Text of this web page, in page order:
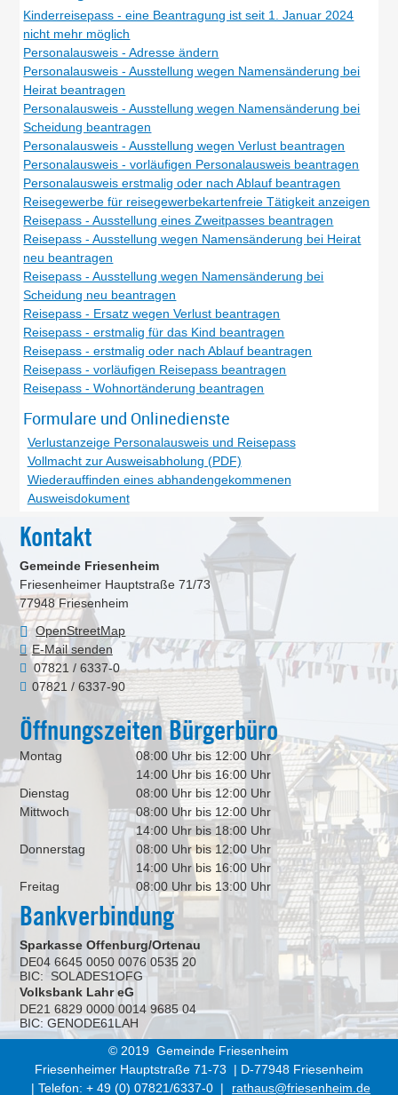
Kinderreisepass - eine Beantragung ist seit 1. Januar 2024
nicht mehr möglich
Personalausweis - Adresse ändern
Personalausweis - Ausstellung wegen Namensänderung bei
Heirat beantragen
Personalausweis - Ausstellung wegen Namensänderung bei
Scheidung beantragen
Personalausweis - Ausstellung wegen Verlust beantragen
Personalausweis - vorläufigen Personalausweis beantragen
Personalausweis erstmalig oder nach Ablauf beantragen
Reisegewerbe für reisegewerbekartenfreie Tätigkeit anzeigen
Reisepass - Ausstellung eines Zweitpasses beantragen
Reisepass - Ausstellung wegen Namensänderung bei Heirat
neu beantragen
Reisepass - Ausstellung wegen Namensänderung bei
Scheidung neu beantragen
Reisepass - Ersatz wegen Verlust beantragen
Reisepass - erstmalig für das Kind beantragen
Reisepass - erstmalig oder nach Ablauf beantragen
Reisepass - vorläufigen Reisepass beantragen
Reisepass - Wohnortänderung beantragen
Formulare und Onlinedienste
Verlustanzeige Personalausweis und Reisepass
Vollmacht zur Ausweisabholung (PDF)
Wiederauffinden eines abhandengekommenen
Ausweisdokument
Kontakt
Gemeinde Friesenheim
Friesenheimer Hauptstraße 71/73
77948 Friesenheim
OpenStreetMap
E-Mail senden
07821 / 6337-0
07821 / 6337-90
Öffnungszeiten Bürgerbüro
Montag
08:00 Uhr bis 12:00 Uhr
14:00 Uhr bis 16:00 Uhr
Dienstag
08:00 Uhr bis 12:00 Uhr
Mittwoch
08:00 Uhr bis 12:00 Uhr
14:00 Uhr bis 18:00 Uhr
Donnerstag
08:00 Uhr bis 12:00 Uhr
14:00 Uhr bis 16:00 Uhr
Freitag
08:00 Uhr bis 13:00 Uhr
Bankverbindung
Sparkasse Offenburg/Ortenau
DE04 6645 0050 0076 0535 20
BIC: SOLADES1OFG
Volksbank Lahr eG
DE21 6829 0000 0014 9685 04
BIC: GENODE61LAH
© 2019 Gemeinde Friesenheim
Friesenheimer Hauptstraße 71-73 | D-77948 Friesenheim
| Telefon: + 49 (0) 07821/6337-0 |
rathaus@friesenheim.de